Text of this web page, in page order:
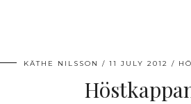
KÄTHE NILSSON 11 JULY 2012